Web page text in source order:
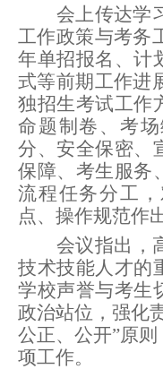
会上传达学
工作政策与考务
年单招报名、计
式等前期工作进
独招生考试工作
命题制卷、考
分、安全保密、
保障、考生服务
流程任务分工
点、操作规范作
会议指出，
技术技能人才的
学校声誉与考生
政治站位，强化
公正、公开”原
项工作。